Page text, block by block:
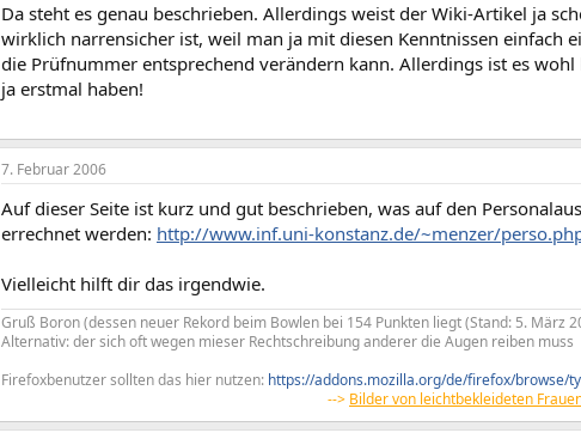
Da steht es genau beschrieben. Allerdings weist der Wiki-Artikel ja
wirklich narrensicher ist, weil man ja mit diesen Kenntnissen einfach
die Prüfnummer entsprechend verändern kann. Allerdings ist es
ja erstmal haben!
7. Februar 2006
Auf dieser Seite ist kurz und gut beschrieben, was auf den
errechnet werden: http://www.inf.uni-konstanz.de/~menzer/
Vielleicht hilft dir das irgendwie.
Gruß Boron (dessen neuer Rekord beim Bowlen bei 154 Punkten liegt (Stand: 5. März
Alternativ: der sich oft wegen mieser Rechtschreibung anderer die Augen reiben muss
Firefoxbenutzer sollten das hier nutzen: https://addons.mozilla.org/de/firefox/browse/
--> Bilder von leichtbekleideten